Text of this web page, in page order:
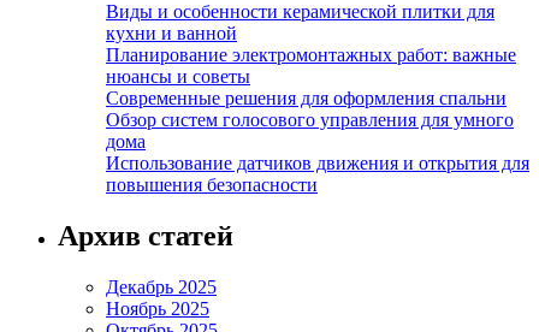
Виды и особенности керамической плитки для
кухни и ванной
Планирование электромонтажных работ: важные
нюансы и советы
Современные решения для оформления спальни
Обзор систем голосового управления для умного
дома
Использование датчиков движения и открытия для
повышения безопасности
Архив статей
Декабрь 2025
Ноябрь 2025